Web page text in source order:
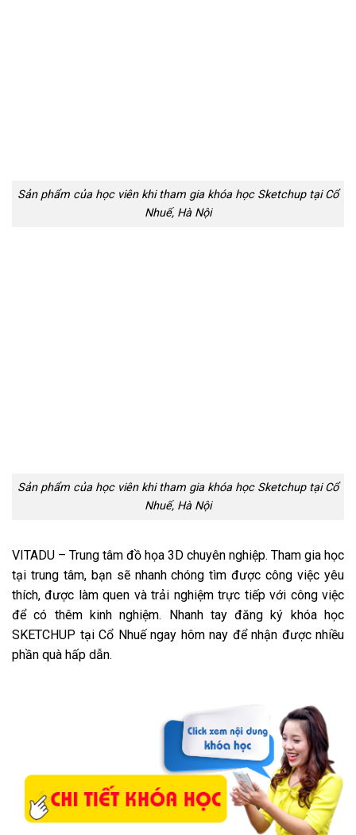
Sản phẩm của học viên khi tham gia khóa học Sketchup tại Cổ
Nhuế, Hà Nội
Sản phẩm của học viên khi tham gia khóa học Sketchup tại Cổ
Nhuế, Hà Nội
VITADU – Trung tâm đồ họa 3D chuyên nghiệp. Tham gia học
tại trung tâm, bạn sẽ nhanh chóng tìm được công việc yêu
thích, được làm quen và trải nghiệm trực tiếp với công việc
để có thêm kinh nghiệm. Nhanh tay đăng ký khóa học
SKETCHUP tại Cổ Nhuế ngay hôm nay để nhận được nhiều
phần quà hấp dẫn.